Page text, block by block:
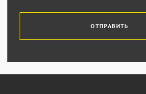
ОТПРАВИТЬ